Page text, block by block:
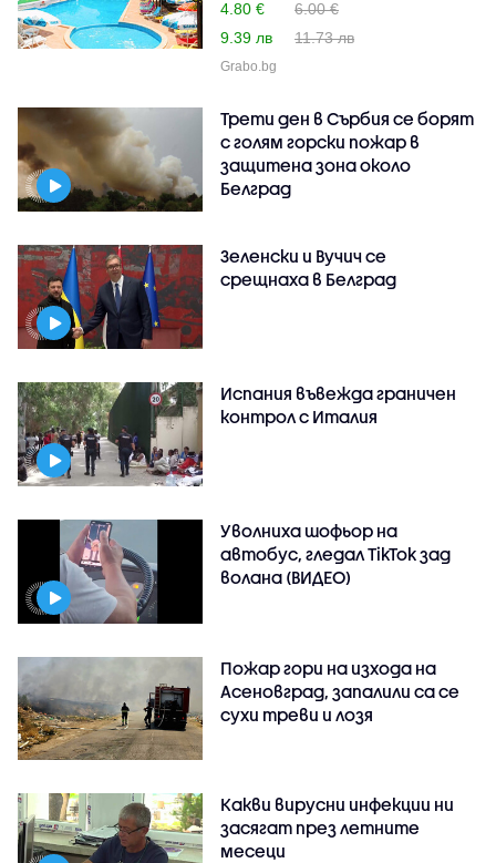
4.80 €
6.00 €
9.39 лв
11.73 лв
Grabo.bg
Трети ден в Сърбия се борят
с голям горски пожар в
защитена зона около
Белград
Зеленски и Вучич се
срещнаха в Белград
Испания въвежда граничен
контрол с Италия
Уволниха шофьор на
автобус, гледал TikTok зад
волана (ВИДЕО)
Пожар гори на изхода на
Асеновград, запалили са се
сухи треви и лозя
Какви вирусни инфекции ни
засягат през летните
месеци